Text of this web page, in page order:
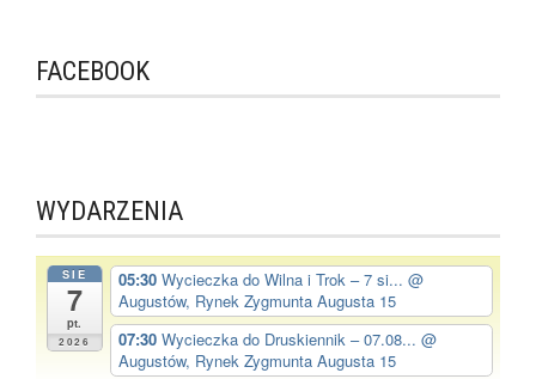
FACEBOOK
WYDARZENIA
SIE
7
pt.
2026
05:30 Wycieczka do Wilna i Trok – 7 si... @
Augustów, Rynek Zygmunta Augusta 15
07:30 Wycieczka do Druskiennik – 07.08... @
Augustów, Rynek Zygmunta Augusta 15